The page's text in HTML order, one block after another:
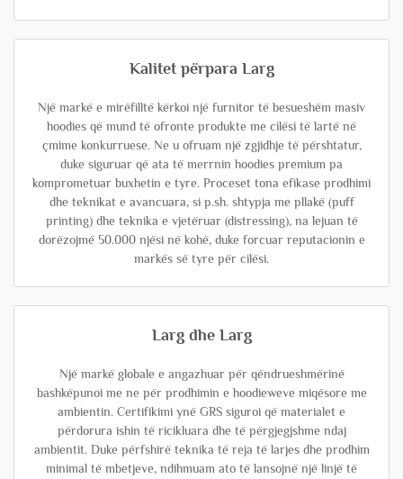
Kalitet përpara Larg
Një markë e mirëfilltë kërkoi një furnitor të besueshëm masiv
hoodies që mund të ofronte produkte me cilësi të lartë në
çmime konkurruese. Ne u ofruam një zgjidhje të përshtatur,
duke siguruar që ata të merrnin hoodies premium pa
komprometuar buxhetin e tyre. Proceset tona efikase prodhimi
dhe teknikat e avancuara, si p.sh. shtypja me pllakë (puff
printing) dhe teknika e vjetëruar (distressing), na lejuan të
dorëzojmë 50.000 njësi në kohë, duke forcuar reputacionin e
markës së tyre për cilësi.
Larg dhe Larg
Një markë globale e angazhuar për qëndrueshmërinë
bashkëpunoi me ne për prodhimin e hoodieweve miqësore me
ambientin. Certifikimi ynë GRS siguroi që materialet e
përdorura ishin të ricikluara dhe të përgjegjshme ndaj
ambientit. Duke përfshirë teknika të reja të larjes dhe prodhim
minimal të mbetjeve, ndihmuam ato të lansojnë një linjë të